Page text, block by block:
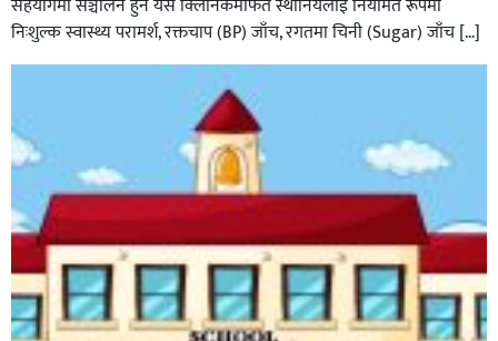
सहयोगमा सञ्चालन हुने यस क्लिनिकमार्फत स्थानियलाई नियमित रूपमा
निःशुल्क स्वास्थ्य परामर्श, रक्तचाप (BP) जाँच, रगतमा चिनी (Sugar) जाँच […]